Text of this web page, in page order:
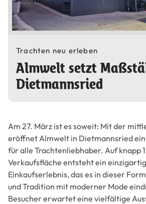
Trachten neu erleben
Almwelt setzt
Dietmannsried
Am 27. März ist es soweit: Mit der
eröffnet Almwelt in Dietmannsried
für alle Trachtenliebhaber. Auf knapp
Verkaufsfläche entsteht ein
Einkaufserlebnis, das es in dieser
und Tradition mit moderner Mode
Besucher erwartet eine vielfältige